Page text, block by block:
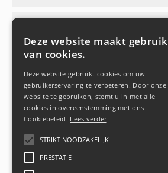
Deze website maakt gebruik
van cookies.
Deze website gebruikt cookies om uw
gebruikerservaring te verbeteren. Door onze
website te gebruiken, stemt u in met alle
cookies in overeenstemming met ons
Cookiebeleid. Lees verder
STRIKT NOODZAKELIJK
PRESTATIE